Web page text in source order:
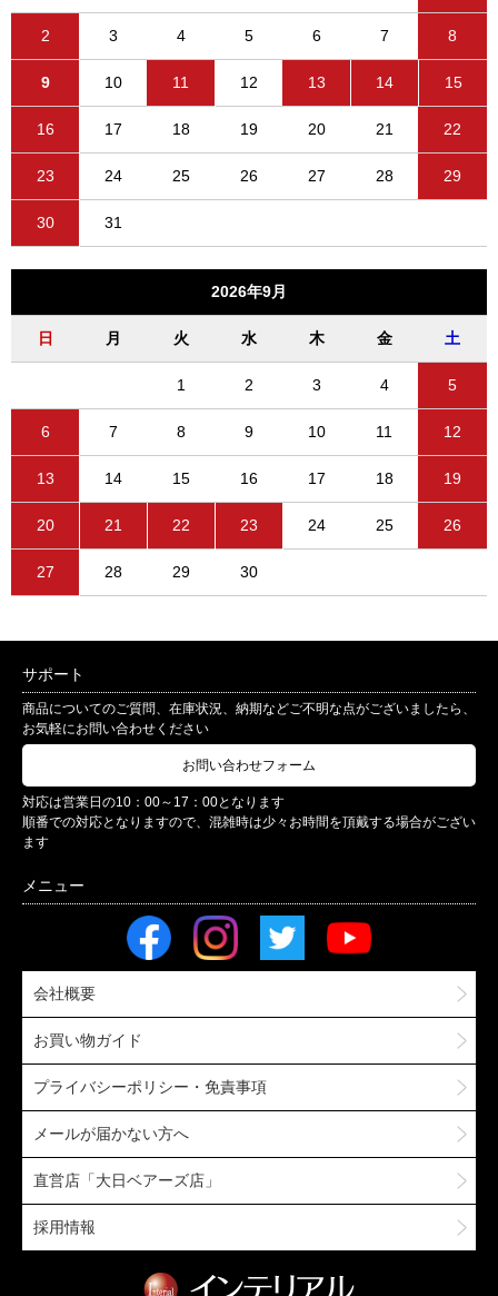
2 3 4 5 6 7 8
9 10 11 12 13 14 15
16 17 18 19 20 21 22
23 24 25 26 27 28 29
30 31
2026年9月
日 月 火 水 木 金 土
1 2 3 4 5
6 7 8 9 10 11 12
13 14 15 16 17 18 19
20 21 22 23 24 25 26
27 28 29 30
サポート
商品についてのご質問、在庫状況、納期などご不明な点がございましたら、
お気軽にお問い合わせください
お問い合わせフォーム
対応は営業日の10：00～17：00となります
順番での対応となりますので、混雑時は少々お時間を頂戴する場合がござい
ます
会社概要
お買い物ガイド
プライバシーポリシー・免責事項
メールが届かない方へ
直営店「大日ベアーズ店」
採用情報